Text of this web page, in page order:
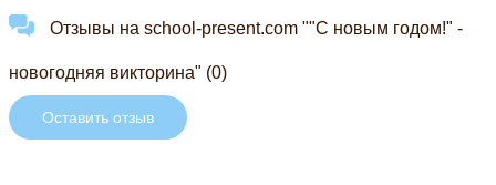
Отзывы на school-present.com ""С новым годом!" -
новогодняя викторина" (0)
Оставить отзыв